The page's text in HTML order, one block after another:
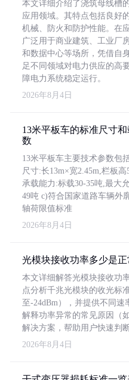
本文详细介绍了浇筑母线槽
应用领域。其特点包括良好
机械、防火和防护性能。在
广泛用于商业建筑、工业厂
和数据中心等场所，凭借自
足不同领域对电力供应的高
障电力系统稳定运行。
2026年8月4日
13米平板车的标准尺寸
数
13米平板车主要技术参数包
尺寸:长13m×宽2.45m,栏板高
承载能力:标载30-35吨,最大
49吨 c)符合国家道路车辆外
轴荷限值标准
2026年8月4日
光模块接收功率多少是正
本文详细解答光模块接收功
点分析千兆光模块的收光标
至-24dBm），并提供不同
解释功率异常的常见原因（
解决方案，帮助用户快速判
2026年8月4日